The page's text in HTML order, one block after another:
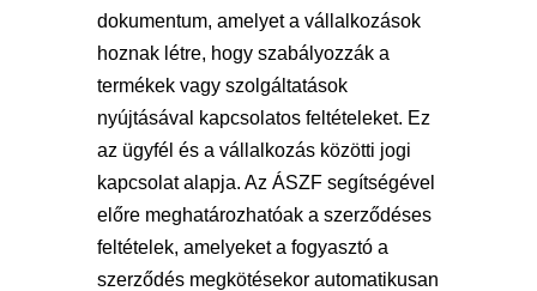
dokumentum, amelyet a vállalkozások
hoznak létre, hogy szabályozzák a
termékek vagy szolgáltatások
nyújtásával kapcsolatos feltételeket. Ez
az ügyfél és a vállalkozás közötti jogi
kapcsolat alapja. Az ÁSZF segítségével
előre meghatározhatóak a szerződéses
feltételek, amelyeket a fogyasztó a
szerződés megkötésekor automatikusan